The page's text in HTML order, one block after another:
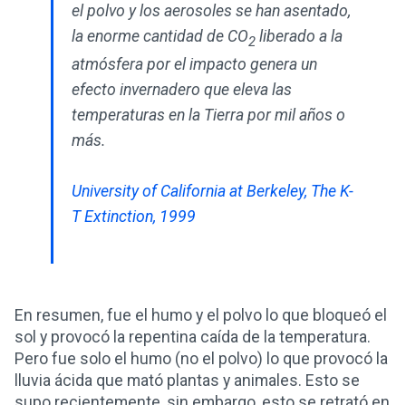
el polvo y los aerosoles se han asentado,
la enorme cantidad de CO2 liberado a la
atmósfera por el impacto genera un
efecto invernadero que eleva las
temperaturas en la Tierra por mil años o
más.
University of California at Berkeley, The K-
T Extinction, 1999
En resumen, fue el humo y el polvo lo que bloqueó el
sol y provocó la repentina caída de la temperatura.
Pero fue solo el humo (no el polvo) lo que provocó la
lluvia ácida que mató plantas y animales. Esto se